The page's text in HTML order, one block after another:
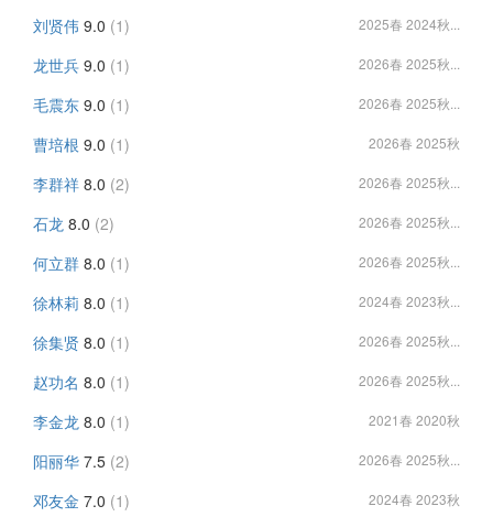
刘贤伟 9.0 (1) 2025春 2024秋...
龙世兵 9.0 (1) 2026春 2025秋...
毛震东 9.0 (1) 2026春 2025秋...
曹培根 9.0 (1) 2026春 2025秋
李群祥 8.0 (2) 2026春 2025秋...
石龙 8.0 (2) 2026春 2025秋...
何立群 8.0 (1) 2026春 2025秋...
徐林莉 8.0 (1) 2024春 2023秋...
徐集贤 8.0 (1) 2026春 2025秋...
赵功名 8.0 (1) 2026春 2025秋...
李金龙 8.0 (1) 2021春 2020秋
阳丽华 7.5 (2) 2026春 2025秋...
邓友金 7.0 (1) 2024春 2023秋